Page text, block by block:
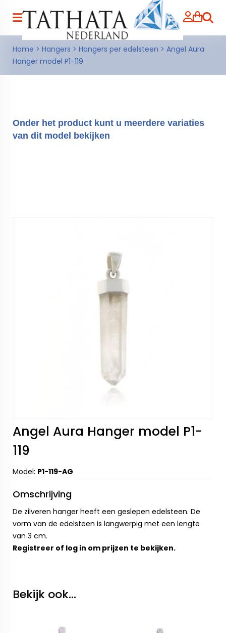
Home > Hangers > Hangers per edelsteen > Angel Aura
Hanger model P1-119
Onder het product kunt u meerdere variaties
van dit model bekijken
Angel Aura Hanger model P1-
119
Model: P1-119-AG
Omschrijving
De zilveren hanger heeft een geslepen edelsteen. De
vorm van de edelsteen is langwerpig met een lengte
van 3 cm.
Registreer of log in om prijzen te bekijken.
Bekijk ook...